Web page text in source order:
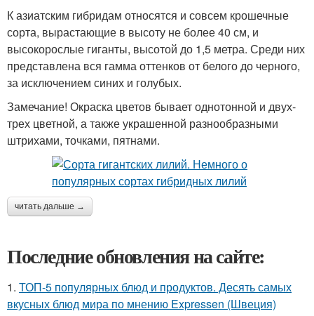
К азиатским гибридам относятся и совсем крошечные
сорта, вырастающие в высоту не более 40 см, и
высокорослые гиганты, высотой до 1,5 метра. Среди них
представлена вся гамма оттенков от белого до черного,
за исключением синих и голубых.
Замечание! Окраска цветов бывает однотонной и двух-
трех цветной, а также украшенной разнообразными
штрихами, точками, пятнами.
читать дальше →
Последние обновления на сайте:
1. ТОП-5 популярных блюд и продуктов. Десять самых
вкусных блюд мира по мнению Expressen (Швеция)